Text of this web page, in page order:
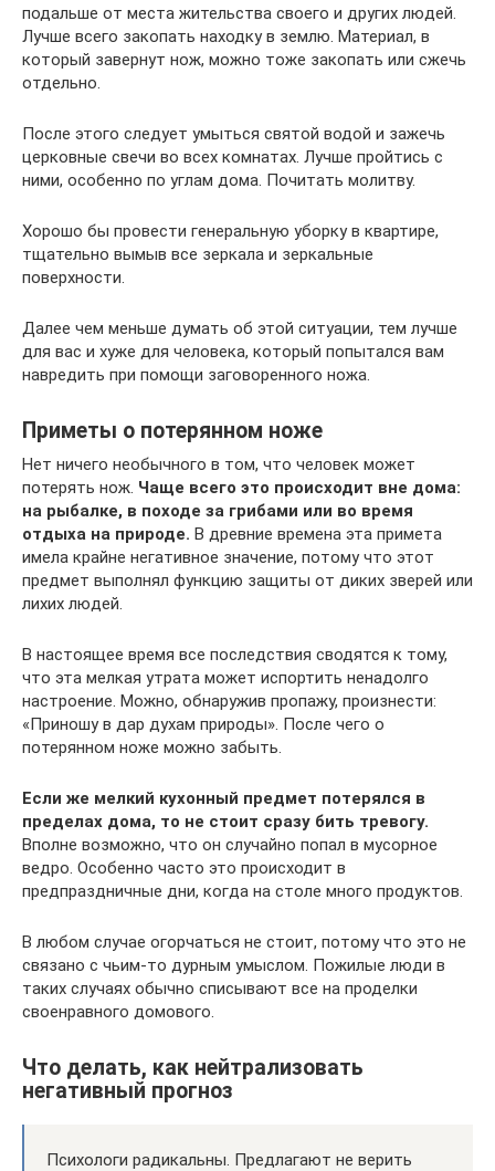
подальше от места жительства своего и других людей.
Лучше всего закопать находку в землю. Материал, в
который завернут нож, можно тоже закопать или сжечь
отдельно.
После этого следует умыться святой водой и зажечь
церковные свечи во всех комнатах. Лучше пройтись с
ними, особенно по углам дома. Почитать молитву.
Хорошо бы провести генеральную уборку в квартире,
тщательно вымыв все зеркала и зеркальные
поверхности.
Далее чем меньше думать об этой ситуации, тем лучше
для вас и хуже для человека, который попытался вам
навредить при помощи заговоренного ножа.
Приметы о потерянном ноже
Нет ничего необычного в том, что человек может
потерять нож. Чаще всего это происходит вне дома:
на рыбалке, в походе за грибами или во время
отдыха на природе. В древние времена эта примета
имела крайне негативное значение, потому что этот
предмет выполнял функцию защиты от диких зверей или
лихих людей.
В настоящее время все последствия сводятся к тому,
что эта мелкая утрата может испортить ненадолго
настроение. Можно, обнаружив пропажу, произнести:
«Приношу в дар духам природы». После чего о
потерянном ноже можно забыть.
Если же мелкий кухонный предмет потерялся в
пределах дома, то не стоит сразу бить тревогу.
Вполне возможно, что он случайно попал в мусорное
ведро. Особенно часто это происходит в
предпраздничные дни, когда на столе много продуктов.
В любом случае огорчаться не стоит, потому что это не
связано с чьим-то дурным умыслом. Пожилые люди в
таких случаях обычно списывают все на проделки
своенравного домового.
Что делать, как нейтрализовать
негативный прогноз
Психологи радикальны. Предлагают не верить